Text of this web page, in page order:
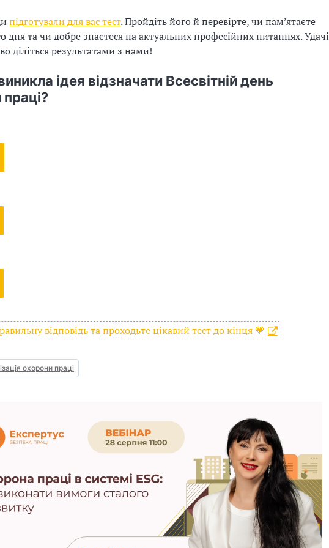
підготували для вас тест. Пройдіть його й перевірте, чи пам’ятаєте
дня та чи добре знаєтеся на актуальних професійних питаннях. Удачі
діліться результатами з нами!
ідея відзначати Всесвітній день
відповідь та проходьте цікавий тест до кінця 💗
охорони праці